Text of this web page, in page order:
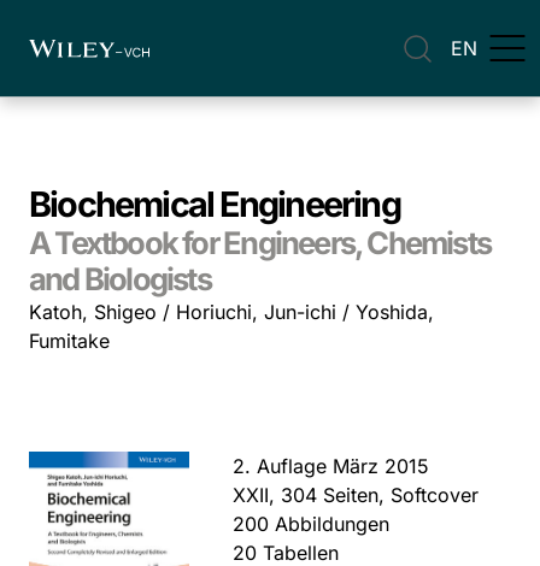
EN
Biochemical Engineering
A Textbook for Engineers, Chemists
and Biologists
Katoh, Shigeo / Horiuchi, Jun-ichi / Yoshida,
Fumitake
2. Auflage März 2015
XXII, 304 Seiten, Softcover
200 Abbildungen
20 Tabellen